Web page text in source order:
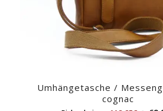
Umhängetasche /
cognac